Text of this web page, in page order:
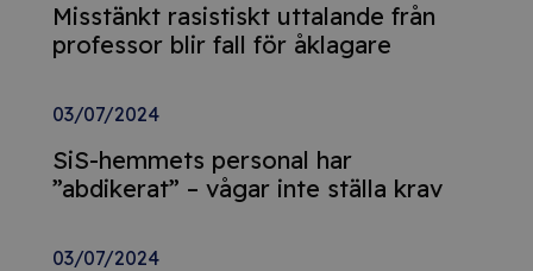
Misstänkt rasistiskt uttalande från
professor blir fall för åklagare
03/07/2024
SiS-hemmets personal har
”abdikerat” – vågar inte ställa krav
03/07/2024